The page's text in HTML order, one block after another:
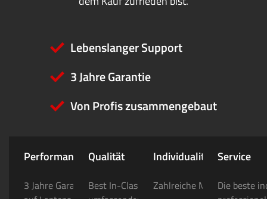
Lebenslanger Support
3 Jahre Garantie
Von Profis zusammengebaut
Performance
3 Jahre Garantie auf PCs/ 2 Jahre
Qualität
Best In-Class Konfigurator mit
Individualität
Zahlreiche Modding-
Service
Die beste